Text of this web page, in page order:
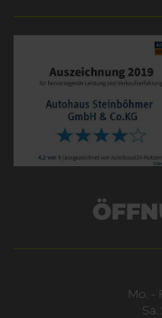
Mo. -